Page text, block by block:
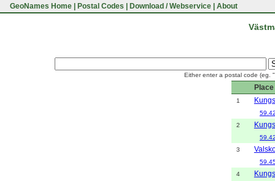
GeoNames Home Postal Codes Download / Webservice About
Either enter a postal code (eg.
Place
1
2
3
4